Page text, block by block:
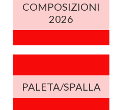
COMPOSIZIONI
2026
PALETA/SPALLA